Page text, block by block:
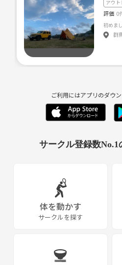
☆フィッシングショー大阪でも仕掛け
でご安心下さい！
アウト
評価 0
群
ご利用にはアプリのダウ
サークル登録数No.1
体を動かす
サークルを探す